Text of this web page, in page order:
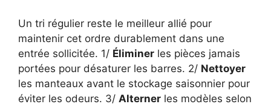
Un tri régulier reste le meilleur allié pour
maintenir cet ordre durablement dans une
entrée sollicitée. 1/ Éliminer les pièces jamais
portées pour désaturer les barres. 2/ Nettoyer
les manteaux avant le stockage saisonnier pour
éviter les odeurs. 3/ Alterner les modèles selon